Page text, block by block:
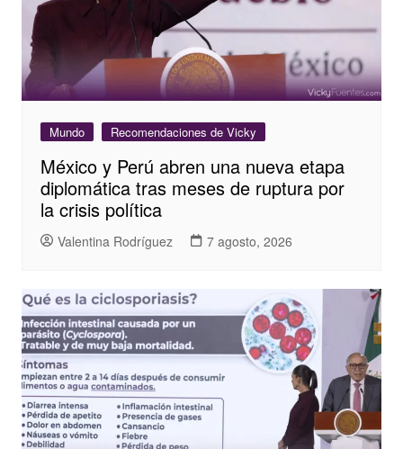
Mundo Recomendaciones de Vicky
México y Perú abren una nueva etapa
diplomática tras meses de ruptura por
la crisis política
Valentina Rodríguez 7 agosto, 2026